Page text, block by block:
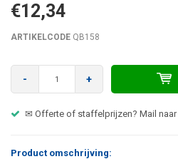
€12,34
ARTIKELCODE QB158
- +
✉ Offerte of staffelprijzen? Mail naar
Product omschrijving: